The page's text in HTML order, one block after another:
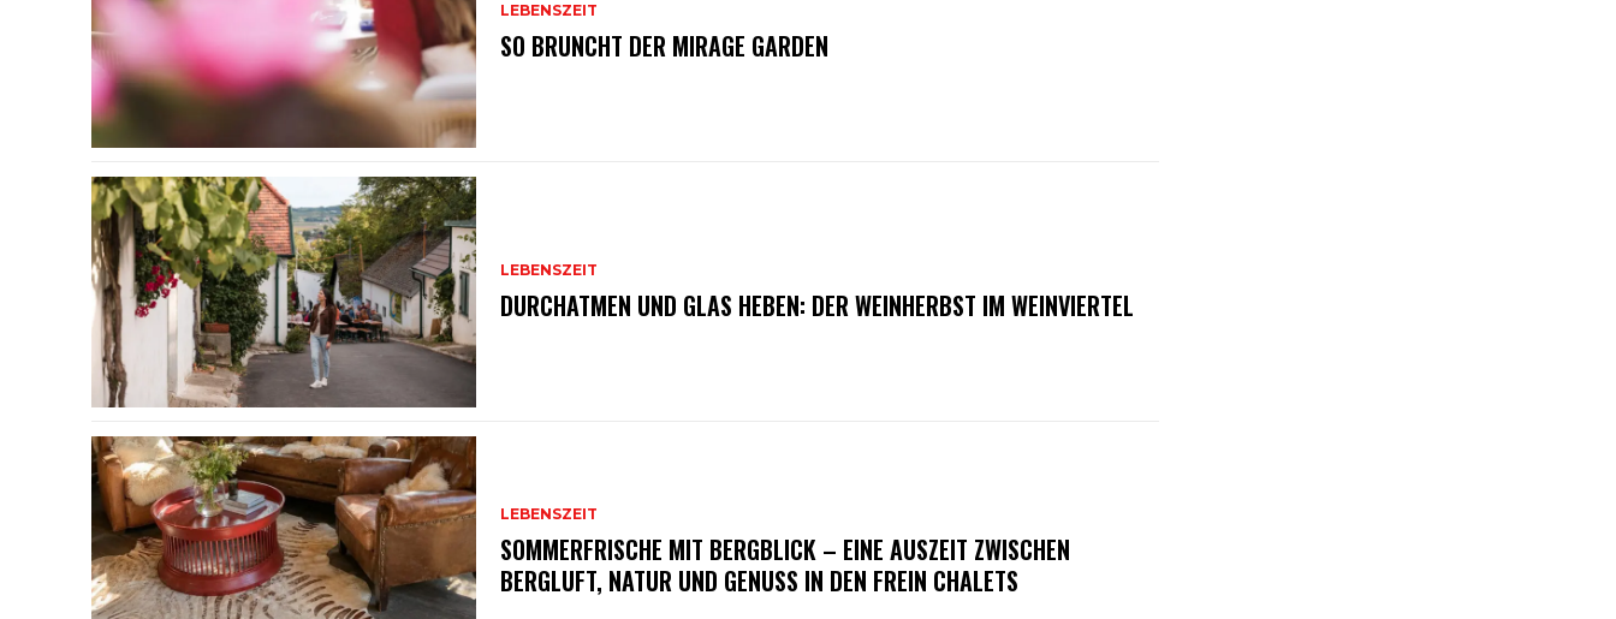
LEBENSZEIT
SO BRUNCHT DER MIRAGE GARDEN
LEBENSZEIT
DURCHATMEN UND GLAS HEBEN: DER WEINHERBST IM WEINVIERTEL
LEBENSZEIT
SOMMERFRISCHE MIT BERGBLICK – EINE AUSZEIT ZWISCHEN
BERGLUFT, NATUR UND GENUSS IN DEN FREIN CHALETS